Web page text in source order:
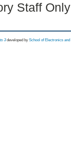
Staff
3 developed by School of Electronics